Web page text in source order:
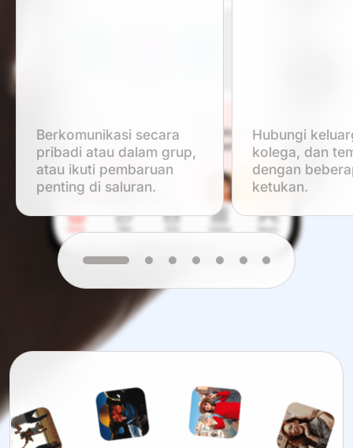
Berkomunikasi secara
pribadi atau dalam grup,
atau ikuti pembaruan
penting di saluran.
Hubungi
kolega, dan
dengan
ketukan.